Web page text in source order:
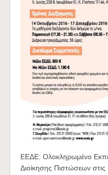
ΕΕΔΕ: Ολοκληρωμένο
Διοίκησης Πιστώσεων